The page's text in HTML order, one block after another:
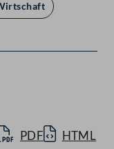
PDF HTML